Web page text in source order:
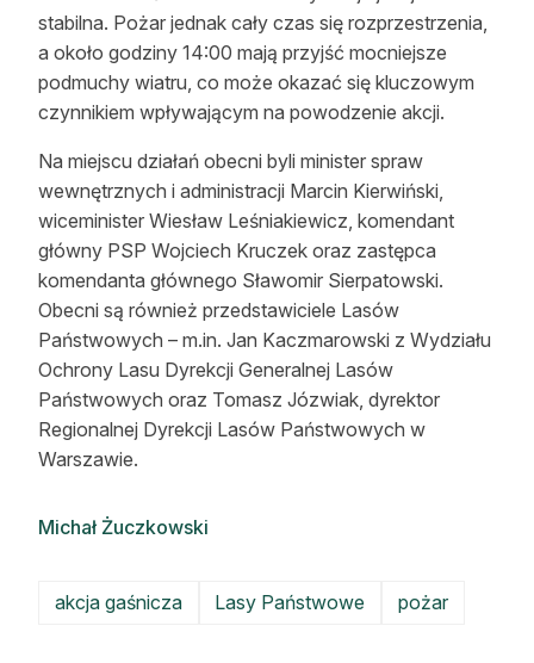
stabilna. Pożar jednak cały czas się rozprzestrzenia,
a około godziny 14:00 mają przyjść mocniejsze
podmuchy wiatru, co może okazać się kluczowym
czynnikiem wpływającym na powodzenie akcji.
Na miejscu działań obecni byli minister spraw
wewnętrznych i administracji Marcin Kierwiński,
wiceminister Wiesław Leśniakiewicz, komendant
główny PSP Wojciech Kruczek oraz zastępca
komendanta głównego Sławomir Sierpatowski.
Obecni są również przedstawiciele Lasów
Państwowych – m.in. Jan Kaczmarowski z Wydziału
Ochrony Lasu Dyrekcji Generalnej Lasów
Państwowych oraz Tomasz Józwiak, dyrektor
Regionalnej Dyrekcji Lasów Państwowych w
Warszawie.
Michał Żuczkowski
akcja gaśnicza Lasy Państwowe pożar